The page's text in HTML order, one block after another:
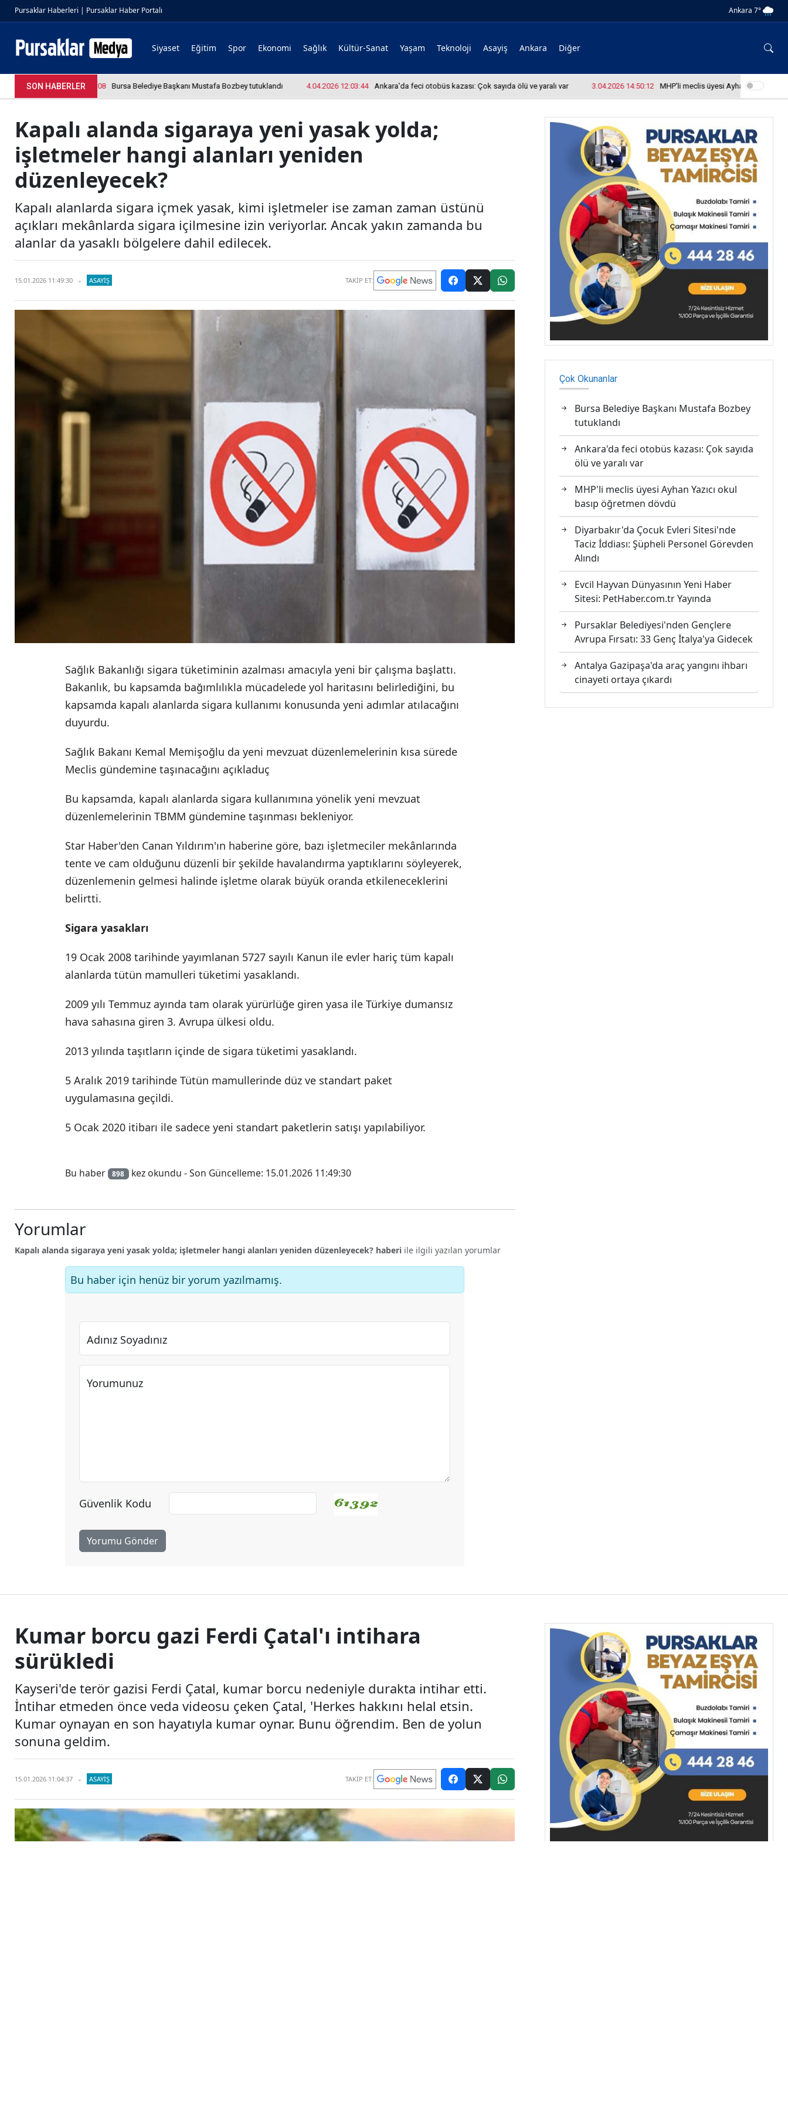
Pursaklar Haberleri | Pursaklar Haber Portalı Ankara 7°
Siyaset Eğitim Spor Ekonomi Sağlık Kültür-Sanat Yaşam Teknoloji Asayiş Ankara Diğer
SON HABERLER
4.04.2026 12:36:08 Bursa Belediye Başkanı Mustafa Bozbey tutuklandı 4.04.2026 12:03:44 Ankara'da feci otobüs kazası: Çok sayıda ölü ve yaralı var 3.04.2026 14:50:12 MHP'li meclis üyesi Ayhan Yazıcı okul
Kapalı alanda sigaraya yeni yasak yolda;
işletmeler hangi alanları yeniden
düzenleyecek?
Kapalı alanlarda sigara içmek yasak, kimi işletmeler ise zaman zaman üstünü
açıkları mekânlarda sigara içilmesine izin veriyorlar. Ancak yakın zamanda bu
alanlar da yasaklı bölgelere dahil edilecek.
15.01.2026 11:49:30 ASAYIŞ TAKİP ET:
Sağlık Bakanlığı sigara tüketiminin azalması amacıyla yeni bir çalışma başlattı.
Bakanlık, bu kapsamda bağımlılıkla mücadelede yol haritasını belirlediğini, bu
kapsamda kapalı alanlarda sigara kullanımı konusunda yeni adımlar atılacağını
duyurdu.
Sağlık Bakanı Kemal Memişoğlu da yeni mevzuat düzenlemelerinin kısa sürede
Meclis gündemine taşınacağını açıkladuç
Bu kapsamda, kapalı alanlarda sigara kullanımına yönelik yeni mevzuat
düzenlemelerinin TBMM gündemine taşınması bekleniyor.
Star Haber'den Canan Yıldırım'ın haberine göre, bazı işletmeciler mekânlarında
tente ve cam olduğunu düzenli bir şekilde havalandırma yaptıklarını söyleyerek,
düzenlemenin gelmesi halinde işletme olarak büyük oranda etkileneceklerini
belirtti.
Sigara yasakları
19 Ocak 2008 tarihinde yayımlanan 5727 sayılı Kanun ile evler hariç tüm kapalı
alanlarda tütün mamulleri tüketimi yasaklandı.
2009 yılı Temmuz ayında tam olarak yürürlüğe giren yasa ile Türkiye dumansız
hava sahasına giren 3. Avrupa ülkesi oldu.
2013 yılında taşıtların içinde de sigara tüketimi yasaklandı.
5 Aralık 2019 tarihinde Tütün mamullerinde düz ve standart paket
uygulamasına geçildi.
5 Ocak 2020 itibarı ile sadece yeni standart paketlerin satışı yapılabiliyor.
Bu haber 898 kez okundu - Son Güncelleme: 15.01.2026 11:49:30
Yorumlar
Kapalı alanda sigaraya yeni yasak yolda; işletmeler hangi alanları yeniden düzenleyecek? haberi ile ilgili yazılan yorumlar
Bu haber için henüz bir yorum yazılmamış.
Adınız Soyadınız
Yorumunuz
Güvenlik Kodu
Yorumu Gönder
Çok Okunanlar
Bursa Belediye Başkanı Mustafa Bozbey
tutuklandı
Ankara'da feci otobüs kazası: Çok sayıda
ölü ve yaralı var
MHP'li meclis üyesi Ayhan Yazıcı okul
basıp öğretmen dövdü
Diyarbakır'da Çocuk Evleri Sitesi'nde
Taciz İddiası: Şüpheli Personel Görevden
Alındı
Evcil Hayvan Dünyasının Yeni Haber
Sitesi: PetHaber.com.tr Yayında
Pursaklar Belediyesi'nden Gençlere
Avrupa Fırsatı: 33 Genç İtalya'ya Gidecek
Antalya Gazipaşa'da araç yangını ihbarı
cinayeti ortaya çıkardı
Kumar borcu gazi Ferdi Çatal'ı intihara
sürükledi
Kayseri'de terör gazisi Ferdi Çatal, kumar borcu nedeniyle durakta intihar etti.
İntihar etmeden önce veda videosu çeken Çatal, 'Herkes hakkını helal etsin.
Kumar oynayan en son hayatıyla kumar oynar. Bunu öğrendim. Ben de yolun
sonuna geldim.
15.01.2026 11:04:37 ASAYIŞ TAKİP ET: